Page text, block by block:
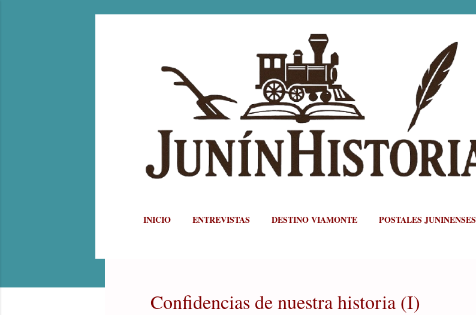
Ir al contenido principal
INICIO ENTREVISTAS DESTINO VIAMONTE POSTALES JUNINENSES
Confidencias de nuestra historia (I)